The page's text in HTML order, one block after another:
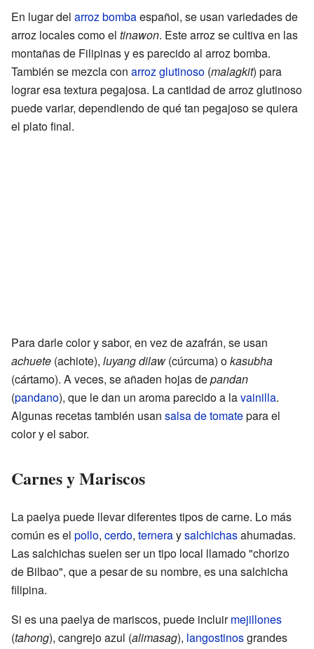
En lugar del arroz bombaespañol, se usan variedades de
arroz locales como el tinawon. Este arroz se cultiva en las
montañas de Filipinas y es parecido al arroz bomba.
También se mezcla con arroz glutinoso (malagkit) para
lograr esa textura pegajosa. La cantidad de arroz glutinoso
puede variar, dependiendo de qué tan pegajoso se quiera
el plato final.
Para darle color y sabor, en vez de azafrán, se usan
achuete (achiote), luyang dilaw (cúrcuma) okasubha
(cártamo). A veces, se añaden hojas depandan
(pandano), que le dan un aroma parecido a lavainilla.
Algunas recetas también usan salsa de tomatepara el
color y el sabor.
Carnes y Mariscos
La paelya puede llevar diferentes tipos de carne. Lo más
común es el pollo, cerdo, terneraysalchichasahumadas.
Las salchichas suelen ser un tipo local llamado "chorizo
de Bilbao", que a pesar de su nombre, es una salchicha
filipina.
Si es una paelya de mariscos, puede incluirmejillones
(tahong), cangrejo azul (alimasag), langostinosgrandes